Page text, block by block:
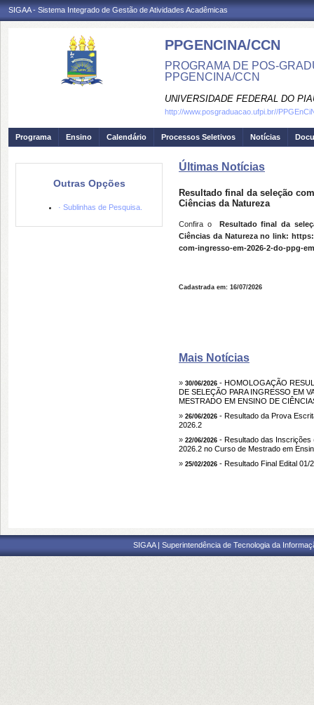
SIGAA - Sistema Integrado de Gestão de Atividades Acadêmicas
PPGENCINA/CCN
PROGRAMA DE POS-
PPGENCINA/CCN
UNIVERSIDADE FEDERAL DO
http://www.posgraduacao.ufpi.br//
Programa Ensino Calendário Processos Seletivos Notícias
Outras Opções
· Sublinhas de Pesquisa.
Últimas Notícias
Resultado final da seleção
Ciências da Natureza
Confira o Resultado final da
Ciências da Natureza no link:
com-ingresso-em-2026-2-do-ppg-
Cadastrada em: 16/07/2026
Mais Notícias
» 30/06/2026 - HOMOLOGAÇÃO
DE SELEÇÃO PARA INGRESSO EM
MESTRADO EM ENSINO DE
» 26/06/2026 - Resultado da Prova
2026.2
» 22/06/2026 - Resultado das Inscrições
2026.2 no Curso de Mestrado em
» 25/02/2026 - Resultado Final Edital 01/
SIGAA | Superintendência de Tecnologia da